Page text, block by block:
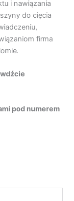
i nawiązania
do cięcia
firma
pod numerem